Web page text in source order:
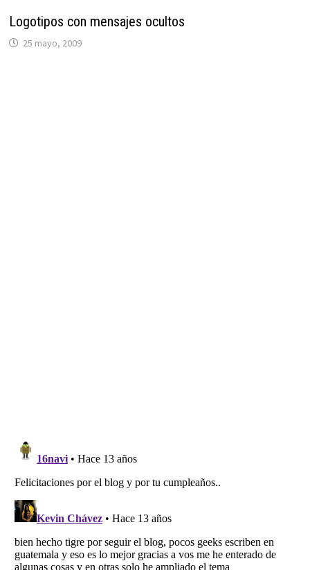
Logotipos con mensajes ocultos
25 mayo, 2009